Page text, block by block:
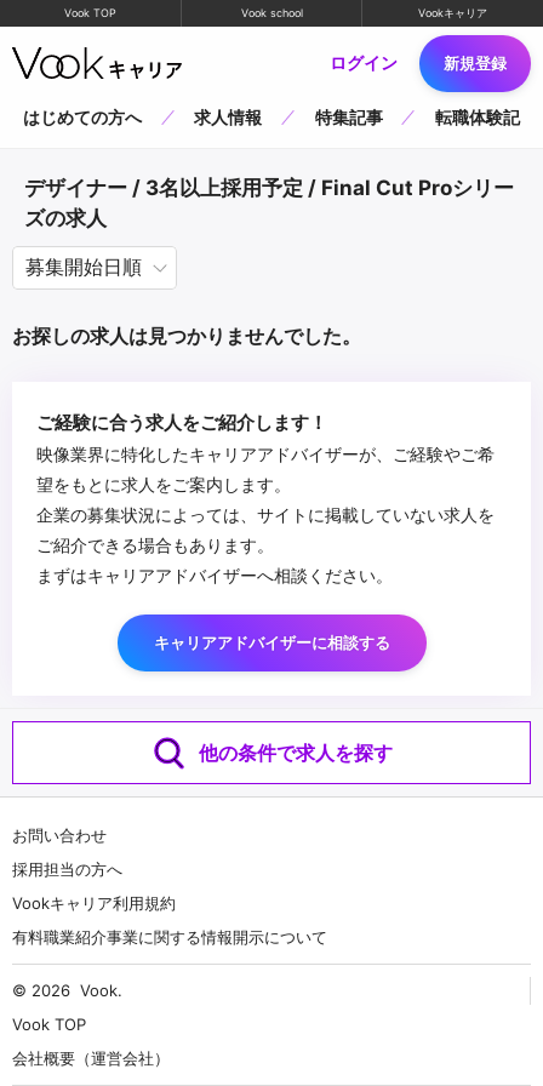
Vook TOP Vook school Vookキャリア
ログイン 新規登録
はじめての方へ 求人情報 特集記事 転職体験記
デザイナー / 3名以上採用予定 / Final Cut Proシリー
ズの求人
お探しの求人は見つかりませんでした。
ご経験に合う求人をご紹介します！
映像業界に特化したキャリアアドバイザーが、ご経験やご希
望をもとに求人をご案内します。
企業の募集状況によっては、サイトに掲載していない求人を
ご紹介できる場合もあります。
まずはキャリアアドバイザーへ相談ください。
キャリアアドバイザーに相談する
他の条件で求人を探す
お問い合わせ
採用担当の方へ
Vookキャリア利用規約
有料職業紹介事業に関する情報開示について
© 2026 Vook.
Vook TOP
会社概要（運営会社）